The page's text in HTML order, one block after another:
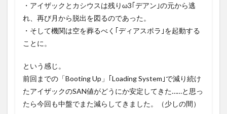
・アイザックとカシウスは残りω3｢デアン｣の元から逃
れ、再び月から脱出を図るのであった。
・そして機関は空を葬るべく｢ディアスポラ｣を起動する
ことに。
という感じ。
前回までの「Booting Up」｢Loading System｣で減り続け
たアイザックのSAN値がどうにか安定してきた……と思っ
たら今回も中盤でまた減らしてきました。（少しの間）